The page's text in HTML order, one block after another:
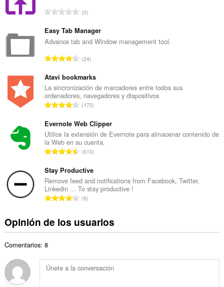
N
m
e
o
o
t
a
d
e
v
a
o
r
a
c
o
n
:
0
Easy Tab Manager
Advance tab and Window management tool.
N
m
e
r
o
o
t
a
d
e
v
a
o
r
i
o
24
Atavi bookmarks
La sincronización de marcadores entre todos sus
ordenadores, navegadores y dispositivos
N
m
e
r
o
o
t
a
e
v
o
r
170
Evernote Web Clipper
Utilice la extensión de Evernote para almacenar contenido de
la Web en su cuenta.
N
m
e
r
o
o
t
d
e
610
Stay Productive
Remove feed and notifications from Facebook, Twitter,
Linkedin ... To stay productive !
N
e
t
o
6
Opinión de los usuarios
Comentarios: 8